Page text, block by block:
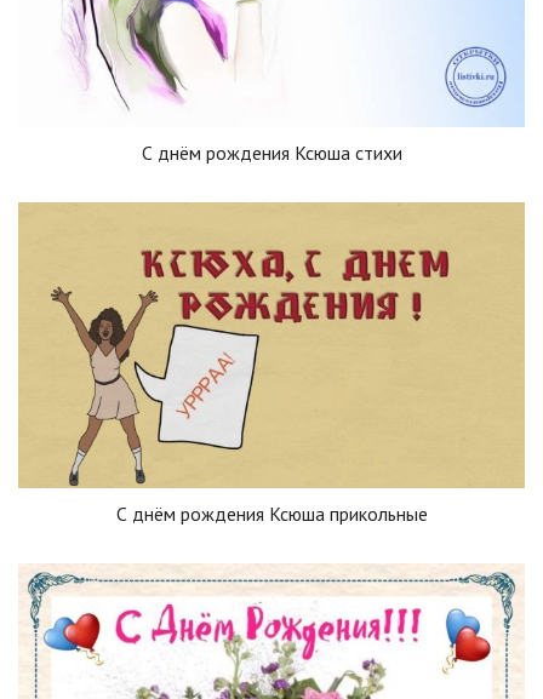
С днём рождения Ксюша стихи
С днём рождения Ксюша прикольные